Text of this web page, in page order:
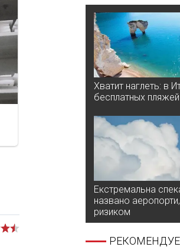
Хватит наглеть: в
бесплатных пляжей
Екстремальна
названо
ризиком